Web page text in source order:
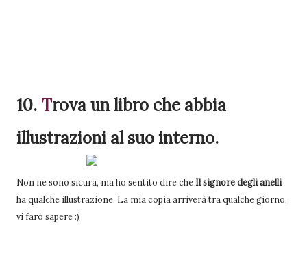
10. Trovaun libro che abbia
illustrazioni al suo interno.
Non ne sono sicura, ma ho sentito dire che Il signore degli anelli
ha qualche illustrazione. La mia copia arriverà tra qualche giorno,
vi farò sapere :)